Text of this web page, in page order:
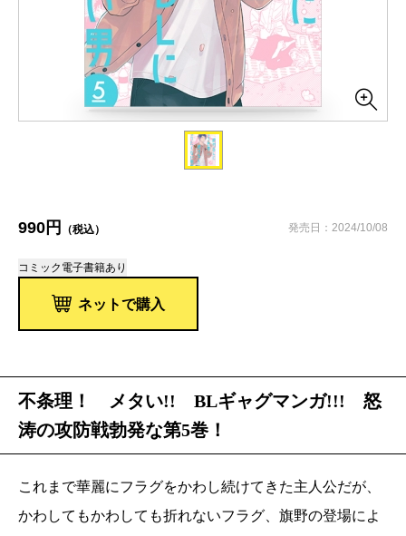
990円 （税込） 発売日：2024/10/08
コミック 電子書籍あり
ネットで購入
不条理！ メタい!! BLギャグマンガ!!! 怒
涛の攻防戦勃発な第5巻！
これまで華麗にフラグをかわし続けてきた主人公だが、
かわしてもかわしても折れないフラグ、旗野の登場によ